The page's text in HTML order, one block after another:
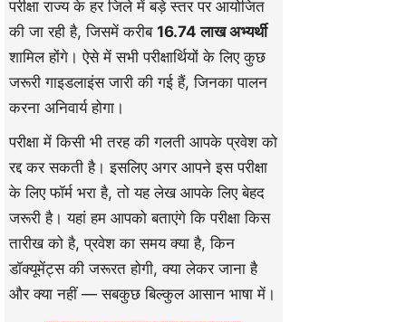
परीक्षा राज्य के हर जिले में बड़े स्तर पर आयोजित
की जा रही है, जिसमें करीब 16.74 लाख अभ्यर्थी
शामिल होंगे। ऐसे में सभी परीक्षार्थियों के लिए कुछ
जरूरी गाइडलाइंस जारी की गई हैं, जिनका पालन
करना अनिवार्य होगा।
परीक्षा में किसी भी तरह की गलती आपके प्रवेश को
रद्द कर सकती है। इसलिए अगर आपने इस परीक्षा
के लिए फॉर्म भरा है, तो यह लेख आपके लिए बेहद
जरूरी है। यहां हम आपको बताएंगे कि परीक्षा किस
तारीख को है, प्रवेश का समय क्या है, किन
डॉक्यूमेंट्स की जरूरत होगी, क्या लेकर जाना है
और क्या नहीं — सबकुछ बिल्कुल आसान भाषा में।